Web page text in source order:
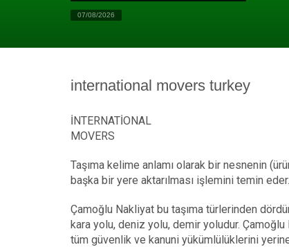
07/08/2026
international movers turkey
İNTERNATİONAL
MOVERS
Taşıma kelime anlamı olarak bir nesnenin
başka bir yere aktarılması işlemini temin
Çamoğlu Nakliyat bu taşıma türlerinden
kara yolu, deniz yolu, demir yoludur.
tüm güvenlik ve kanuni yükümlülüklerini